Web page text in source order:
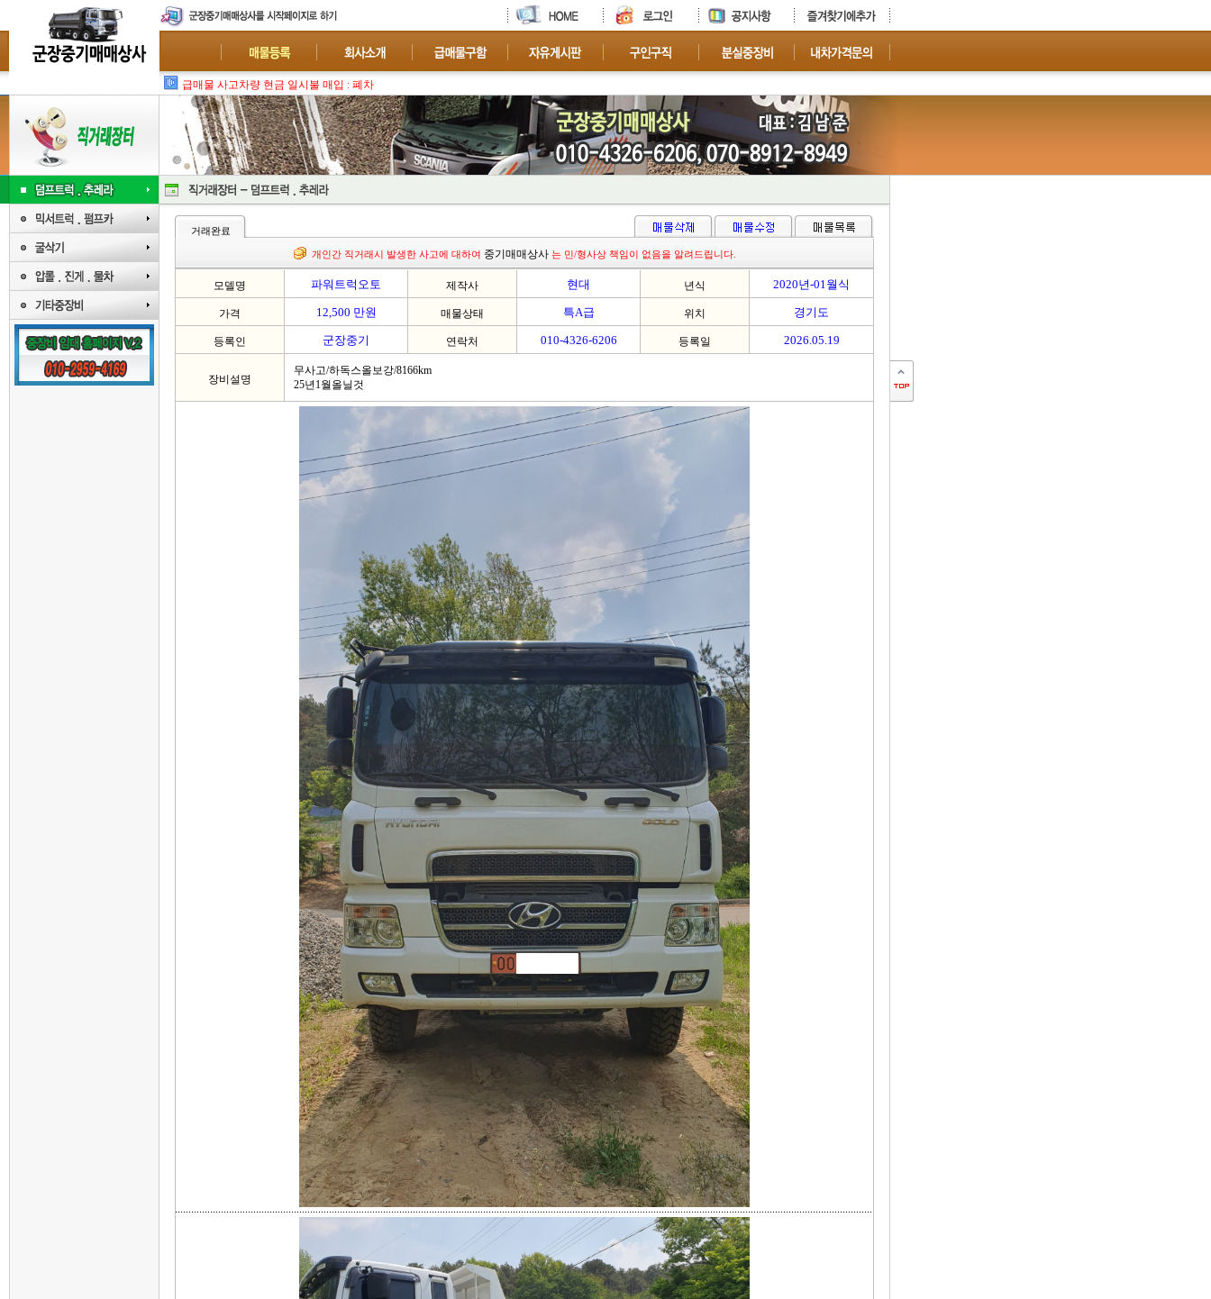
급매물 사고차량 현금 일시불 매입 : 폐차-수출차량 문의 환영 합니다.
거래완료
개인간 직거래시 발생한 사고에 대하여 중기매매상사 는 민/형사상 책임이 없음을 알려드립니다.
모델명 파워트럭오토 제작사 현대 년식 2020년-01월식
가격 12,500 만원 매물상태 특A급 위치 경기도
등록인 군장중기 연락처 010-4326-6206 등록일 2026.05.19
장비설명
무사고/하독스올보강/8166km
25년1월올닐것